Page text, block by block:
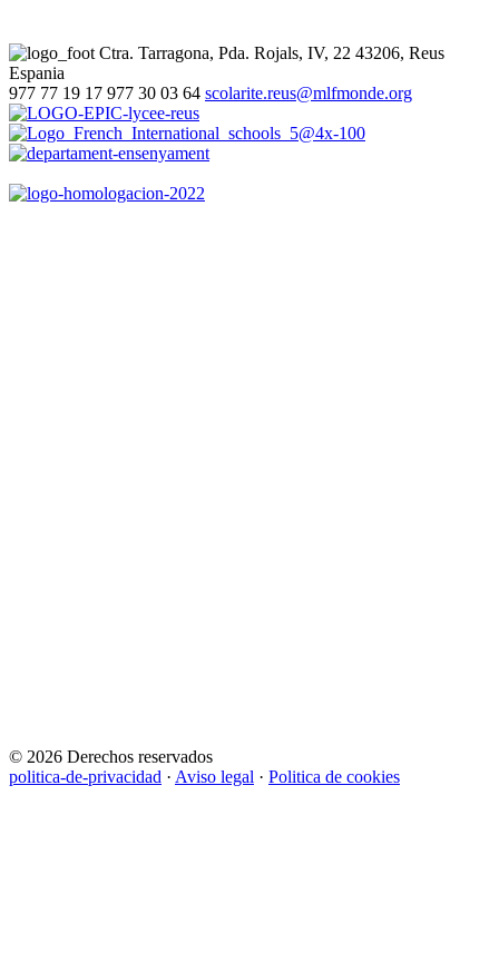
Ctra. Tarragona, Pda. Rojals, IV, 22 43206, Reus
Espania
977 77 19 17 977 30 03 64 scolarite.reus@mlfmonde.org
© 2026 Derechos reservados
politica-de-privacidad · Aviso legal · Politica de cookies